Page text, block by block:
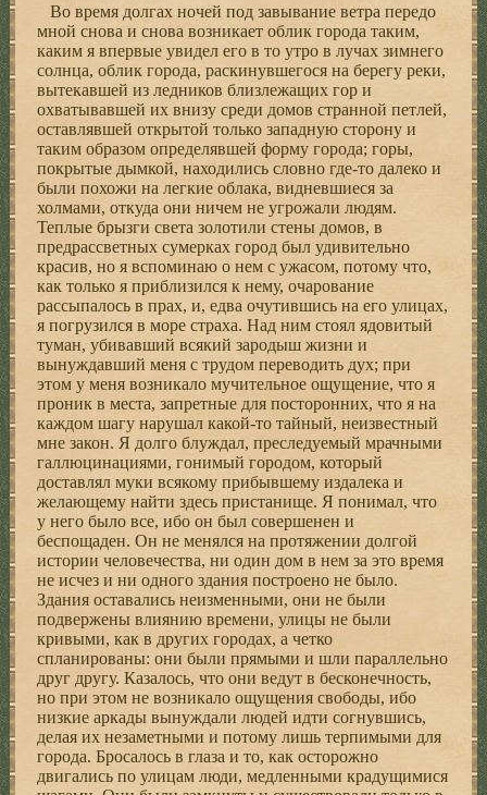
Во время долгах ночей под завывание ветра передо
мной снова и снова возникает облик города таким,
каким я впервые увидел его в то утро в лучах зимнего
солнца, облик города, раскинувшегося на берегу реки,
вытекавшей из ледников близлежащих гор и
охватывавшей их внизу среди домов странной петлей,
оставлявшей открытой только западную сторону и
таким образом определявшей форму города; горы,
покрытые дымкой, находились словно где-то далеко и
были похожи на легкие облака, видневшиеся за
холмами, откуда они ничем не угрожали людям.
Теплые брызги света золотили стены домов, в
предрассветных сумерках город был удивительно
красив, но я вспоминаю о нем с ужасом, потому что,
как только я приблизился к нему, очарование
рассыпалось в прах, и, едва очутившись на его улицах,
я погрузился в море страха. Над ним стоял ядовитый
туман, убивавший всякий зародыш жизни и
вынуждавший меня с трудом переводить дух; при
этом у меня возникало мучительное ощущение, что я
проник в места, запретные для посторонних, что я на
каждом шагу нарушал какой-то тайный, неизвестный
мне закон. Я долго блуждал, преследуемый мрачными
галлюцинациями, гонимый городом, который
доставлял муки всякому прибывшему издалека и
желающему найти здесь пристанище. Я понимал, что
у него было все, ибо он был совершенен и
беспощаден. Он не менялся на протяжении долгой
истории человечества, ни один дом в нем за это время
не исчез и ни одного здания построено не было.
Здания оставались неизменными, они не были
подвержены влиянию времени, улицы не были
кривыми, как в других городах, а четко
спланированы: они были прямыми и шли параллельно
друг другу. Казалось, что они ведут в бесконечность,
но при этом не возникало ощущения свободы, ибо
низкие аркады вынуждали людей идти согнувшись,
делая их незаметными и потому лишь терпимыми для
города. Бросалось в глаза и то, как осторожно
двигались по улицам люди, медленными крадущимися